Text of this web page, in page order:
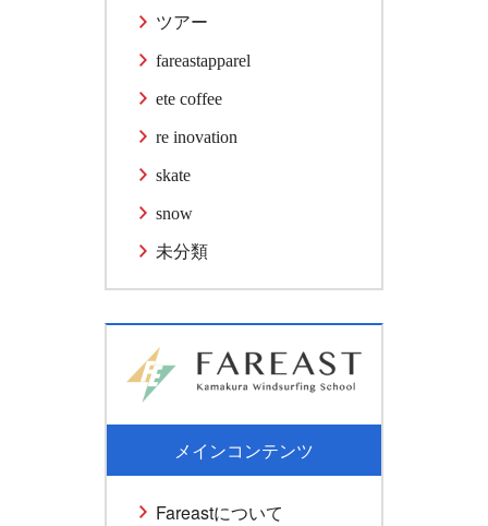
ツアー
fareastapparel
ete coffee
re inovation
skate
snow
未分類
メインコンテンツ
Fareastについて